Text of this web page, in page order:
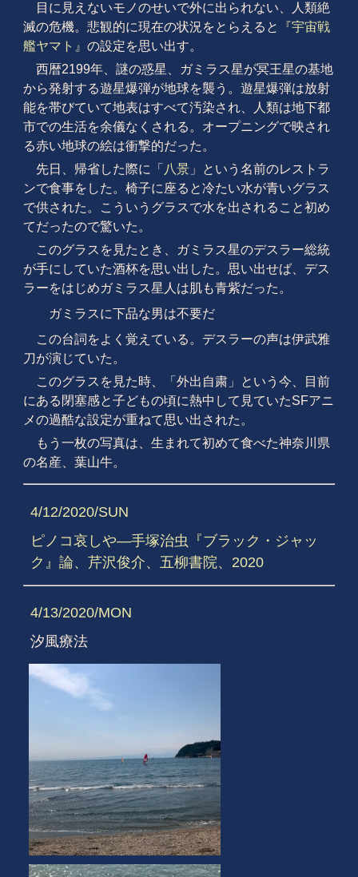
目に見えないモノのせいで外に出られない、人類絶
滅の危機。悲観的に現在の状況をとらえると
『宇宙戦
艦ヤマト』 の設定を思い出す。
西暦2199年、謎の惑星、ガミラス星が冥王星の基地
から発射する遊星爆弾が地球を襲う。遊星爆弾は放射
能を帯びていて地表はすべて汚染され、人類は地下都
市での生活を余儀なくされる。オープニングで映され
る赤い地球の絵は衝撃的だった。
先日、帰省した際に「 八景」という名前のレストラ
ンで食事をした。椅子に座ると冷たい水が青いグラス
で供された。こういうグラスで水を出されること初め
てだったので驚いた。
このグラスを見たとき、ガミラス星のデスラー総統
が手にしていた酒杯を思い出した。思い出せば、デス
ラーをはじめガミラス星人は肌も青紫だった。
ガミラスに下品な男は不要だ
この台詞をよく覚えている。デスラーの声は伊武雅
刀が演じていた。
このグラスを見た時、「外出自粛」という今、目前
にある閉塞感と子どもの頃に熱中して見ていたSFアニ
メの過酷な設定が重ねて思い出された。
もう一枚の写真は、生まれて初めて食べた神奈川県
の名産、葉山牛。
4/12/2020/SUN
ピノコ哀しや―手塚治虫『ブラック・ジャッ
ク』論、芹沢俊介、五柳書院、2020
4/13/2020/MON
汐風療法